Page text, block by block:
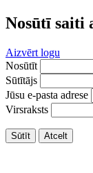
Nosūtī saiti
Aizvērt logu
Nosūtīt
Sūtītājs
Jūsu e-pasta adrese
Virsraksts
Sūtīt Atcelt